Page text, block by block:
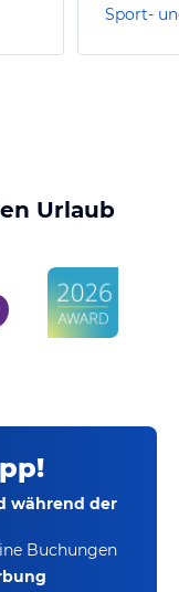
Sport-
Urlaub
während der
Buchungen